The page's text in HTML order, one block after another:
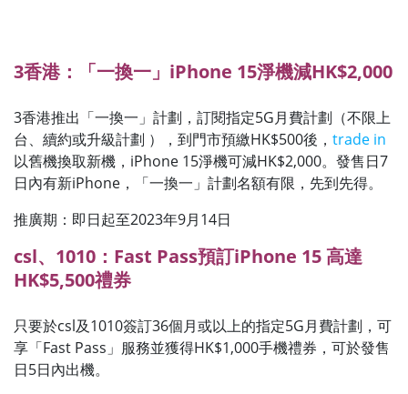
3香港：「一換一」iPhone 15淨機減HK$2,000
3香港推出「一換一」計劃，訂閱指定5G月費計劃（不限上
台、續約或升級計劃 ），到門市預繳HK$500後， trade in
以舊機換取新機，iPhone 15淨機可減HK$2,000。發售日7
日內有新iPhone，「一換一」計劃名額有限，先到先得。
推廣期：即日起至2023年9月14日
csl、1010：Fast Pass預訂iPhone 15 高達
HK$5,500禮券
只要於csl及1010簽訂36個月或以上的指定5G月費計劃，可
享「Fast Pass」服務並獲得HK$1,000手機禮券，可於發售
日5日內出機。